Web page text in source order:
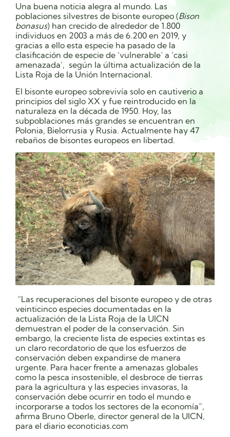
Una buena noticia alegra al mundo. Las
poblaciones silvestres de bisonte europeo (Bison
bonasus) han crecido de alrededor de 1.800
individuos en 2003 a más de 6.200 en 2019, y
gracias a ello esta especie ha pasado de la
clasificación de especie de ‘vulnerable’ a ‘casi
amenazada’, según la última actualización de la
Lista Roja de la Unión Internacional.
El bisonte europeo sobrevivía solo en cautiverio a
principios del siglo XX y fue reintroducido en la
naturaleza en la década de 1950. Hoy, las
subpoblaciones más grandes se encuentran en
Polonia, Bielorrusia y Rusia. Actualmente hay 47
rebaños de bisontes europeos en libertad.
“Las recuperaciones del bisonte europeo y de otras
veinticinco especies documentadas en la
actualización de la Lista Roja de la UICN
demuestran el poder de la conservación. Sin
embargo, la creciente lista de especies extintas es
un claro recordatorio de que los esfuerzos de
conservación deben expandirse de manera
urgente. Para hacer frente a amenazas globales
como la pesca insostenible, el desbroce de tierras
para la agricultura y las especies invasoras, la
conservación debe ocurrir en todo el mundo e
incorporarse a todos los sectores de la economía”,
afirma Bruno Oberle, director general de la UICN,
para el diario econoticias.com